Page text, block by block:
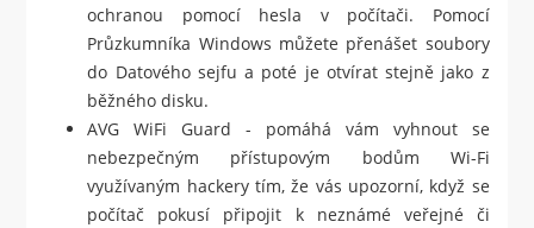
ochranou pomocí hesla v počítači. Pomocí
Průzkumníka Windows můžete přenášet soubory
do Datového sejfu a poté je otvírat stejně jako z
běžného disku.
AVG WiFi Guard - pomáhá vám vyhnout se
nebezpečným přístupovým bodům Wi-Fi
využívaným hackery tím, že vás upozorní, když se
počítač pokusí připojit k neznámé veřejné či